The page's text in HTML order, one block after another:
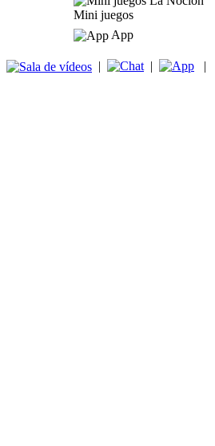
Mini juegos
App
| | |